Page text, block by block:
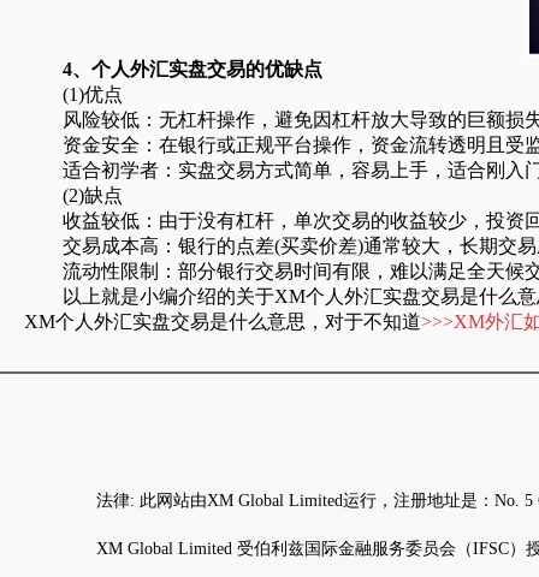
4、个人外汇实盘交易的优缺点
(1)优点
风险较低：无杠杆操作，避免因杠杆放大导致的巨额损
资金安全：在银行或正规平台操作，资金流转透明且受
适合初学者：实盘交易方式简单，容易上手，适合刚入
(2)缺点
收益较低：由于没有杠杆，单次交易的收益较少，投资
交易成本高：银行的点差(买卖价差)通常较大，长期交易
流动性限制：部分银行交易时间有限，难以满足全天候
以上就是小编介绍的关于XM个人外汇实盘交易是什么意
XM个人外汇实盘交易是什么意思，对于不知道>>>XM外汇
法律: 此网站由XM Global Limited运行，注册地址是：No.
XM Global Limited 受伯利兹国际金融服务委员会（IFSC）